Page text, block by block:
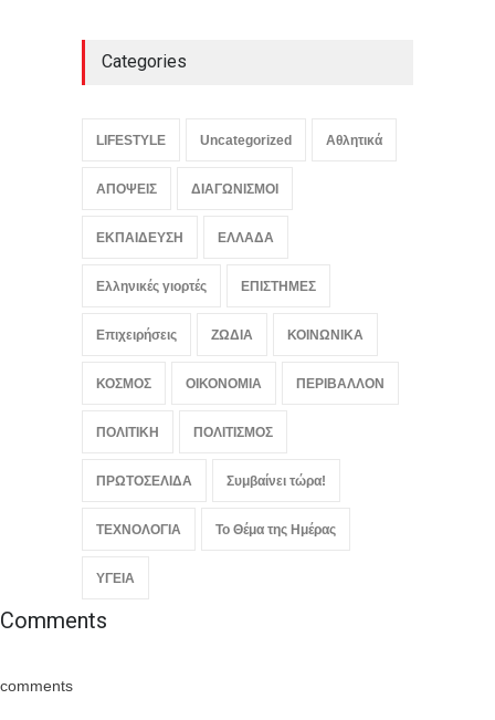
αρχιτέκτονας της britpop
Categories
LIFESTYLE Uncategorized Αθλητικά
ΑΠΟΨΕΙΣ ΔΙΑΓΩΝΙΣΜΟΙ
ΕΚΠΑΙΔΕΥΣΗ ΕΛΛΑΔΑ
Ελληνικές γιορτές ΕΠΙΣΤΗΜΕΣ
Επιχειρήσεις ΖΩΔΙΑ ΚΟΙΝΩΝΙΚΑ
ΚΟΣΜΟΣ ΟΙΚΟΝΟΜΙΑ ΠΕΡΙΒΑΛΛΟΝ
ΠΟΛΙΤΙΚΗ ΠΟΛΙΤΙΣΜΟΣ
ΠΡΩΤΟΣΕΛΙΔΑ Συμβαίνει τώρα!
ΤΕΧΝΟΛΟΓΙΑ Το Θέμα της Ημέρας
ΥΓΕΙΑ
Comments
comments